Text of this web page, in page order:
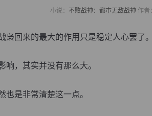
小说： 不败战神：都市无敌战神 作者
回来的最大的作用只是稳定人心罢了
，其实并没有那么大。
是非常清楚这一点。